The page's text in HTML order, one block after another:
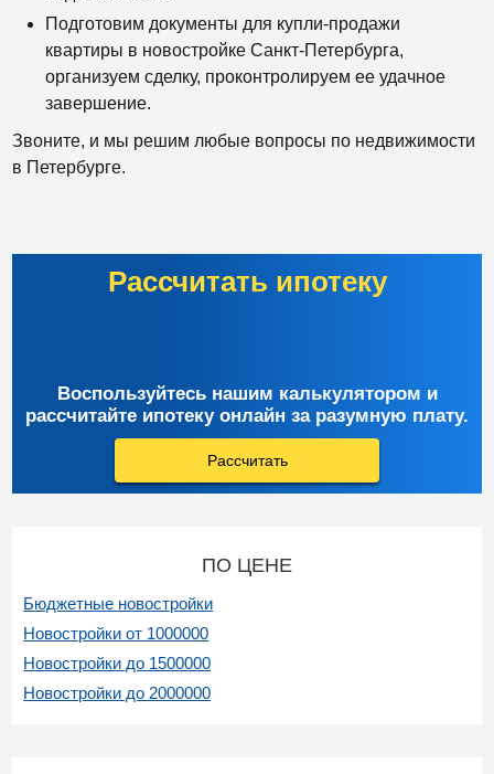
Подготовим документы для купли-продажи
квартиры в новостройке Санкт-Петербурга,
организуем сделку, проконтролируем ее удачное
завершение.
Звоните, и мы решим любые вопросы по недвижимости
в Петербурге.
Рассчитать ипотеку
Воспользуйтесь нашим калькулятором и
рассчитайте ипотеку онлайн за разумную плату.
Рассчитать
ПО ЦЕНЕ
Бюджетные новостройки
Новостройки от 1000000
Новостройки до 1500000
Новостройки до 2000000